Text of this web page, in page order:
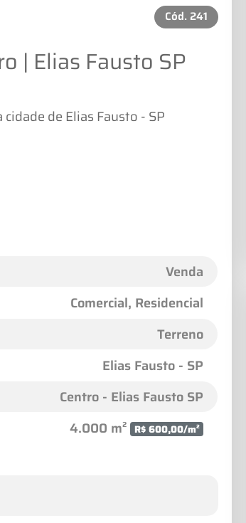
Cód. 241
| Elias Fausto SP
de Elias Fausto - SP
Venda
Comercial, Residencial
Terreno
Elias Fausto - SP
Centro - Elias Fausto SP
4.000 m² R$ 600,00/m²